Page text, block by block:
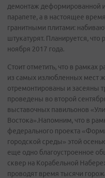
демонтаж деформированной
парапете, а в настоящее
гранитными плитами:
штукатурят. Планируется,
ноября 2017 года.
Стоит отметить, что в рамках
из самых излюбленных мест
отремонтированы и засеяны
проведены во второй
выставочных павильонов
Востока».Напомним, что в
федерального проекта
городской среды» этой
еще одно благоустроенное
сквер на Корабельной
проводят время тысячи